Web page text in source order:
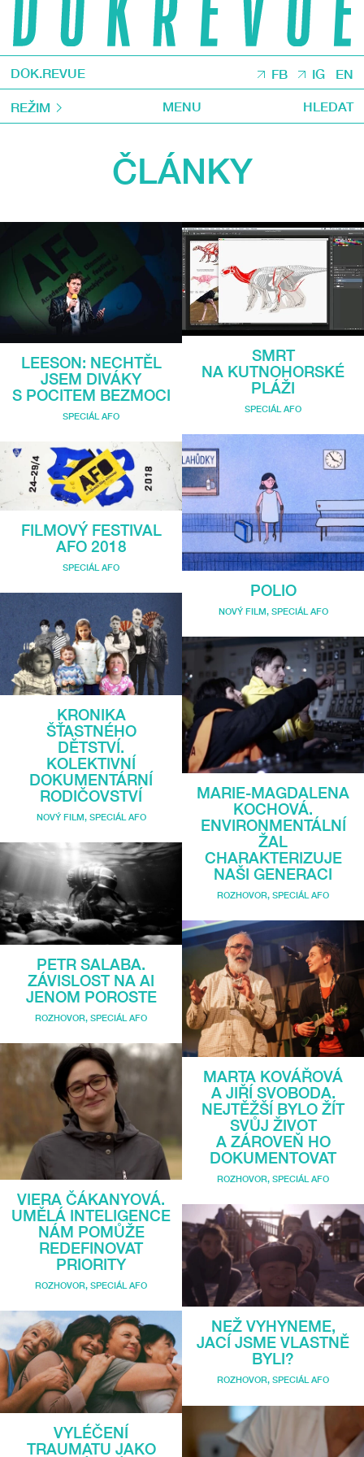
DOK.REVUE FB IG EN
REŽIM MENU HLEDAT
ČLÁNKY
LEESON: NECHTĚL
JSEM DIVÁKY
S POCITEM BEZMOCI
SPECIÁL AFO
FILMOVÝ FESTIVAL
AFO 2018
SPECIÁL AFO
KRONIKA
ŠŤASTNÉHO
DĚTSTVÍ.
KOLEKTIVNÍ
DOKUMENTÁRNÍ
RODIČOVSTVÍ
NOVÝ FILM, SPECIÁL AFO
PETR SALABA.
ZÁVISLOST NA AI
JENOM POROSTE
ROZHOVOR, SPECIÁL AFO
VIERA ČÁKANYOVÁ.
UMĚLÁ INTELIGENCE
NÁM POMŮŽE
REDEFINOVAT
PRIORITY
ROZHOVOR, SPECIÁL AFO
VYLÉČENÍ
TRAUMATU JAKO
SMRT
NA KUTNOHORSKÉ
PLÁŽI
SPECIÁL AFO
POLIO
NOVÝ FILM, SPECIÁL AFO
MARIE-MAGDALENA
KOCHOVÁ.
ENVIRONMENTÁLNÍ
ŽAL
CHARAKTERIZUJE
NAŠI GENERACI
ROZHOVOR, SPECIÁL AFO
MARTA KOVÁŘOVÁ
A JIŘÍ SVOBODA.
NEJTĚŽŠÍ BYLO ŽÍT
SVŮJ ŽIVOT
A ZÁROVEŇ HO
DOKUMENTOVAT
ROZHOVOR, SPECIÁL AFO
NEŽ VYHYNEME,
JACÍ JSME VLASTNĚ
BYLI?
ROZHOVOR, SPECIÁL AFO